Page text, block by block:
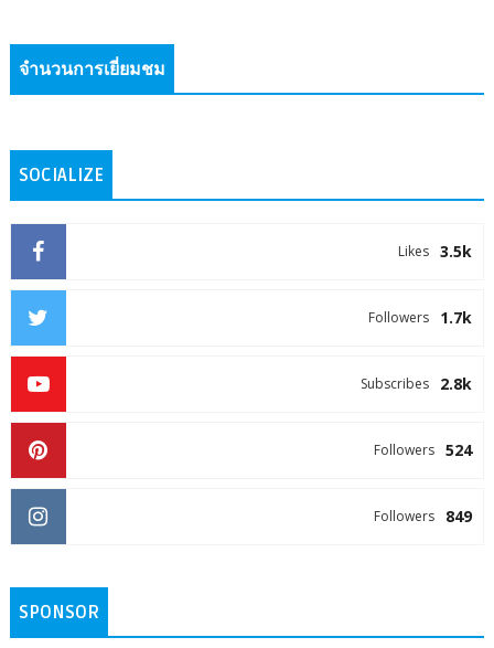
จำนวนการเยี่ยมชม
SOCIALIZE
3.5k
Likes
1.7k
Followers
2.8k
Subscribes
524
Followers
849
Followers
SPONSOR